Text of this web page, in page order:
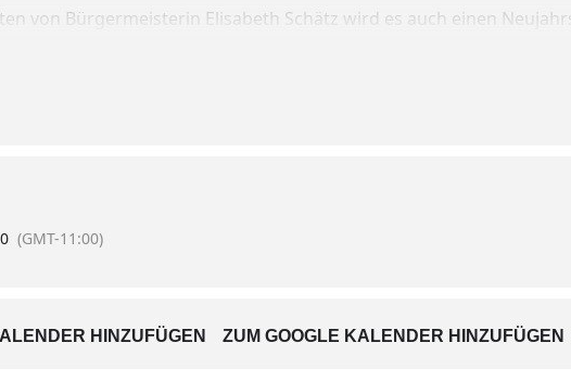
von Bürgermeisterin Elisabeth Schätz wird es auch einen
(GMT-11:00)
HINZUFÜGEN ZUM GOOGLE KALENDER HINZUFÜGEN